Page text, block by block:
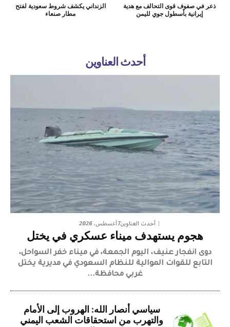
الزنداني يكشف شروط سعودية لفتح
مطار صنعاء
ذعر في صفوف قوى التحالف مع هدية
إيرانية بأسطول جوي لليمن
أحدث العناوين
أحدث العناوين7 أغسطس، 2026
هجوم يستهدف ميناء عسكري في يختل
دوى انفجار عنيف، اليوم الجمعة، في ميناء خفر السواحل،
التابع للقوات الموالية للنظام السعودي في مديرية يختل
غربي محافظة...
سياسي أنصار الله: الهروب إلى الأمام
والتهرب من استحقاقات الشعب اليمني